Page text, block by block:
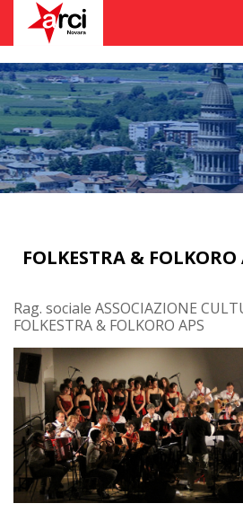
FOLKESTRA & FOLKORO
Rag. sociale ASSOCIAZIONE
FOLKESTRA & FOLKORO APS